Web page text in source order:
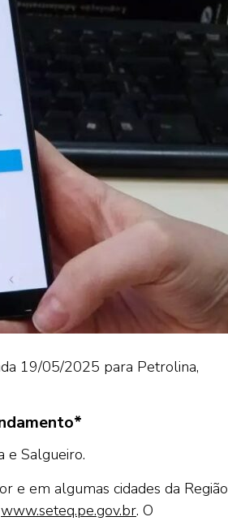
19/05/2025 para Petrolina,
e Salgueiro.
e em algumas cidades da Região
www.seteq.pe.gov.br. O